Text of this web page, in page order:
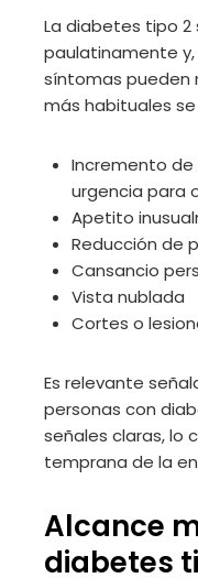
La diabetes tipo
paulatinamente
síntomas pueden
más habituales
Incremento de
urgencia para
Apetito
Reducción de
Cansancio
Vista nublada
Cortes o
Es relevante
personas con
señales claras, lo
temprana de la
Alcance
diabetes